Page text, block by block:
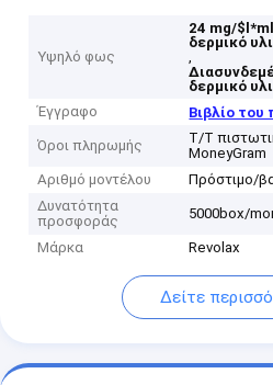
Υψηλό φως
24 mg/
δερμικό
,
δερμικό
Έγγραφο
Βιβλίο του
Όροι πληρωμής
T/T
MoneyGram
Αριθμό μοντέλου
Πρόστιμο/
Δυνατότητα
προσφοράς
5000box/
Μάρκα Revolax
Δείτε